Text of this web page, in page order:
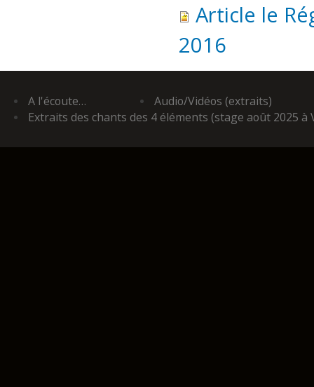
Article le
2016
A l'écoute…
Audio/Vidéos (extraits)
Extraits des chants des 4 éléments (stage août 2025 à